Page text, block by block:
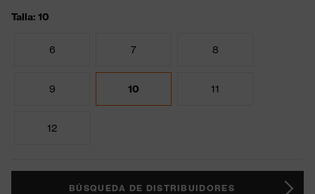
Talla: 10
6 7 8
9 10 11
12
BÚSQUEDA DE DISTRIBUIDORES